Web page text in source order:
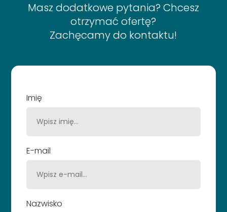
Masz dodatkowe pytania? Chcesz
otrzymać ofertę?
Zachęcamy do kontaktu!
Imię
E-mail
Nazwisko